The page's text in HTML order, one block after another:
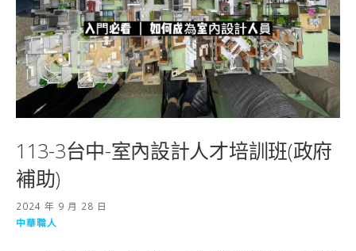
113-3台中-室內設計人才培訓班(政府
補助)
2024 年 9 月 28 日
中華職人